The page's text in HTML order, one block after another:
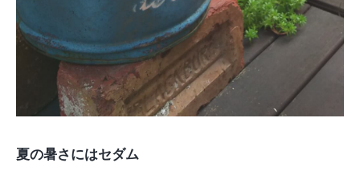
夏の暑さにはセダム